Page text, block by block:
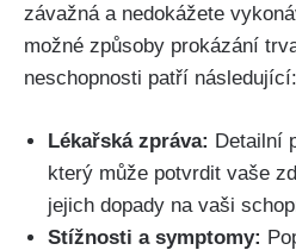
závažná a nedokážete
možné způsoby prokázání
neschopnosti patří následující:
Lékařská zpráva: Detailní
který může potvrdit vaše
jejich dopady na vaši
Stížnosti a symptomy: